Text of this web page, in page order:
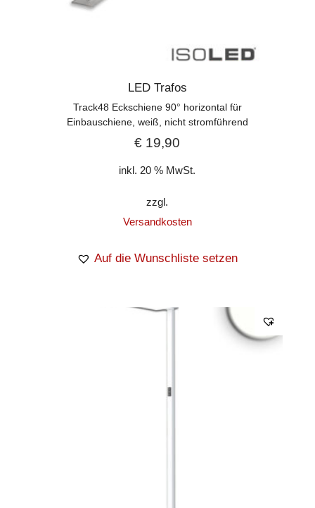
LED Trafos
Track48 Eckschiene 90° horizontal für
Einbauschiene, weiß, nicht stromführend
€ 19,90
inkl. 20 % MwSt.
zzgl.
Versandkosten
Auf die Wunschliste setzen